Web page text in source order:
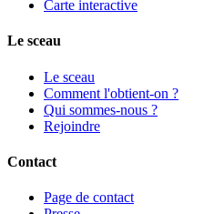
Carte interactive
Le sceau
Le sceau
Comment l'obtient-on ?
Qui sommes-nous ?
Rejoindre
Contact
Page de contact